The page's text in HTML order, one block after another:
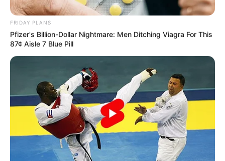
Posted
in
Friss hírek
Dőlnek a dominók: Hatósági
eljárás indult Lázár János batidai
birtokának építménye miatt
Szerző • May 29, 2026
FRIDAY PLANS
Pfizer's Billion-Dollar Nightmare: Men Ditching Viagra For This
87¢ Aisle 7 Blue Pill